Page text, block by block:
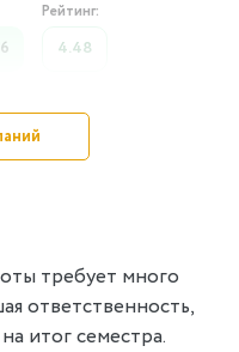
4.48
требует много
ответственность,
итог семестра.